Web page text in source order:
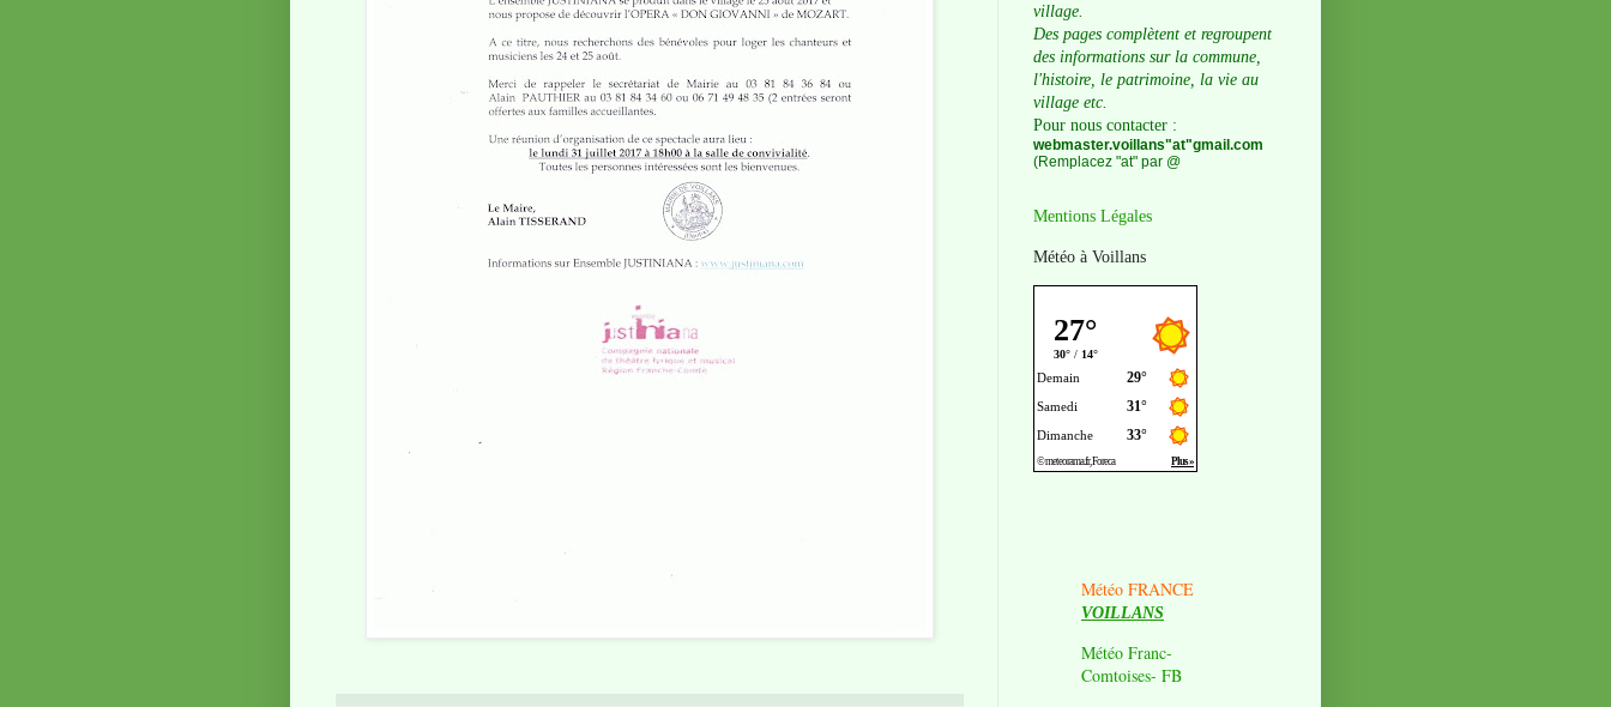
village.
Des pages complètent et regroupent
des informations sur la commune,
l'histoire, le patrimoine, la vie au
village etc.
Pour nous contacter :
webmaster.voillans"at"gmail.com
(Remplacez "at" par @
Mentions Légales
Météo à Voillans
Météo FRANCE
VOILLANS
Météo Franc-
Comtoises- FB